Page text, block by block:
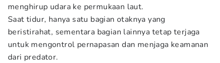
menghirup udara ke permukaan laut.
Saat tidur, hanya satu bagian otaknya yang
beristirahat, sementara bagian lainnya tetap terjaga
untuk mengontrol pernapasan dan menjaga keamanan
dari predator.